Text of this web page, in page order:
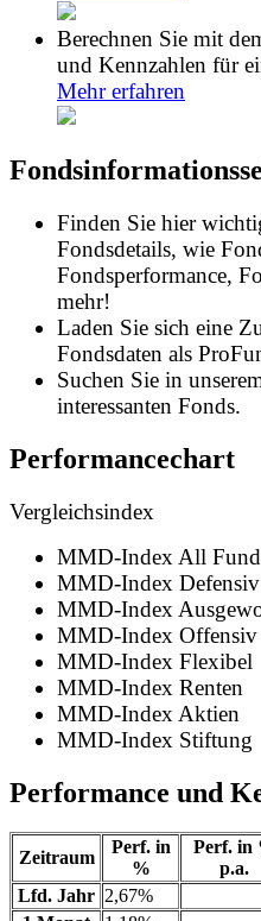
Berechnen Sie mit
und Kennzahlen für
Mehr erfahren
Finden Sie hier
Fondsdetails, wie
Fondsperformance,
mehr!
Laden Sie sich eine
Fondsdaten als
Suchen Sie in
interessanten Fonds.
Performancechart
Vergleichsindex
MMD-Index All Fund
MMD-Index Defensiv
MMD-Index
MMD-Index Offensiv
MMD-Index Flexibel
MMD-Index Renten
MMD-Index Aktien
MMD-Index Stiftung
Performance und
Zeitraum
Perf. in
%
Perf. in
p.a.
Lfd. Jahr 2,67%